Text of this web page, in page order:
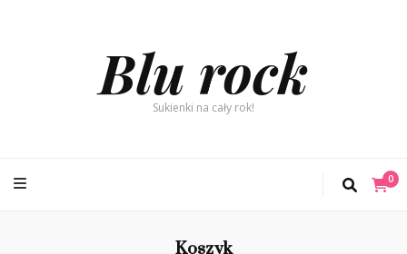
Blu rock
Sukienki na cały rok!
0